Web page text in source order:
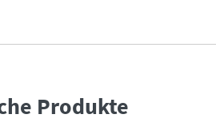
Produkte